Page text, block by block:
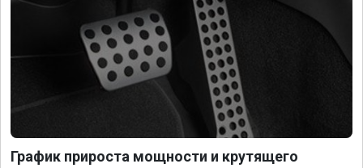
График прироста мощности и крутящего